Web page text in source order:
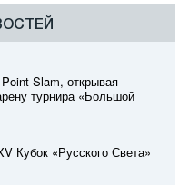
Slam, открывая
турнира «Большой
Кубок «Русского Света»